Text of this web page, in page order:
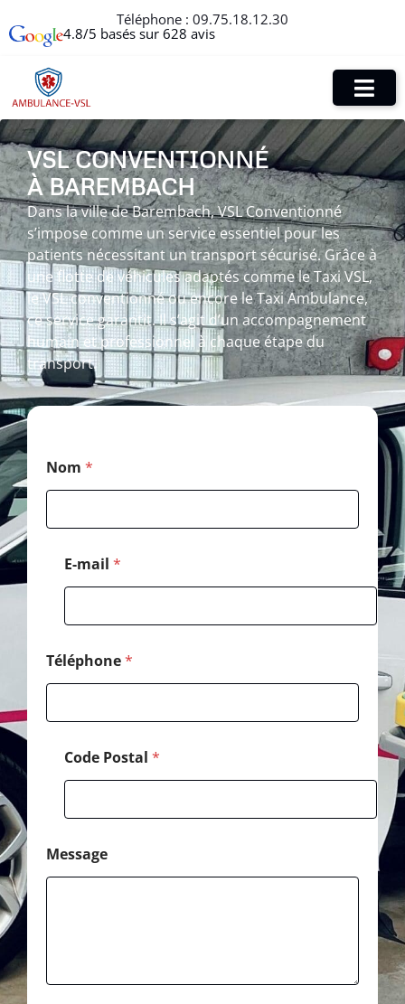
Téléphone : 09.75.18.12.30
4.8/5 basés sur 628 avis
VSL CONVENTIONNÉ
À BAREMBACH
Dans la ville de Barembach, VSL Conventionné
s’impose comme un service essentiel pour les
patients nécessitant un transport sécurisé. Grâce à
une flotte de véhicules adaptés comme le Taxi VSL,
le VSL conventionné ou encore le Taxi Ambulance,
ce service garantit. Il s’agit d’un accompagnement
humain et professionnel à chaque étape du
transport.
Nom *
E-mail *
Téléphone*
Code Postal *
Message